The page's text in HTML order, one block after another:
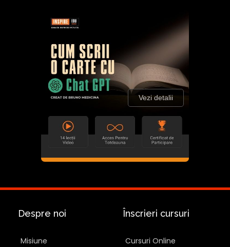
Vezi detalii
Despre noi
Misiune
Înscrieri cursuri
Cursuri Online